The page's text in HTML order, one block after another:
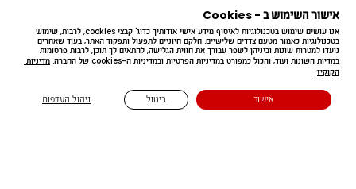
אישור השימוש ב - Cookies
אנו עושים שימוש בטכנולוגיות לאיסוף מידע אישי אודותיך כדוג' קבצי cookies, לרבות, שימוש
בטכנולוגיות כאמור מטעם צדדים שלישיים. חלקם חיוניים לתפעול ותפקוד האתר, בעוד שאחרים
נועדו למטרות שונות וביניהן לשפר עבורך את חווית הגלישה, להתאים לך תוכן, לרבות פרסומות
במדיות השונות ועוד, והכול כמפורט במדיניות הפרטיות ובמדיניות ה-cookies של החברה.
מדיניות
הקוקיז
ניהול העדפות אישור ביטול
בקנייה מעל ₪199.90